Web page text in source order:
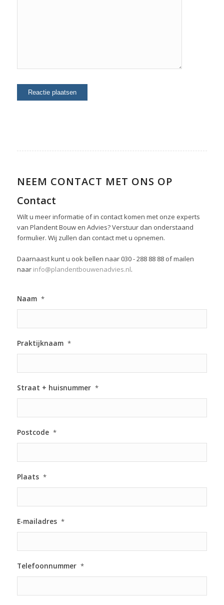
NEEM CONTACT MET ONS OP
Contact
Wilt u meer informatie of in contact komen met onze experts
van Plandent Bouw en Advies? Verstuur dan onderstaand
formulier. Wij zullen dan contact met u opnemen.
Daarnaast kunt u ook bellen naar 030 - 288 88 88 of mailen
naar info@plandentbouwenadvies.nl.
Naam *
Praktijknaam *
Straat + huisnummer *
Postcode *
Plaats *
E-mailadres *
Telefoonnummer *